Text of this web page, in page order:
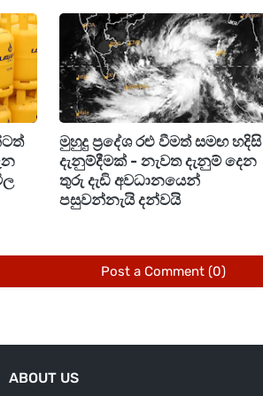
මුහුදු ප්‍රදේශ රළු වීමත් සමඟ හදිසි
දැනුම්දීමක් - නැවත දැනුම් දෙන
තුරු දැඩි අවධානයෙන්
පසුවන්නැයි දන්වයි
Post a Comment (0)
ABOUT US